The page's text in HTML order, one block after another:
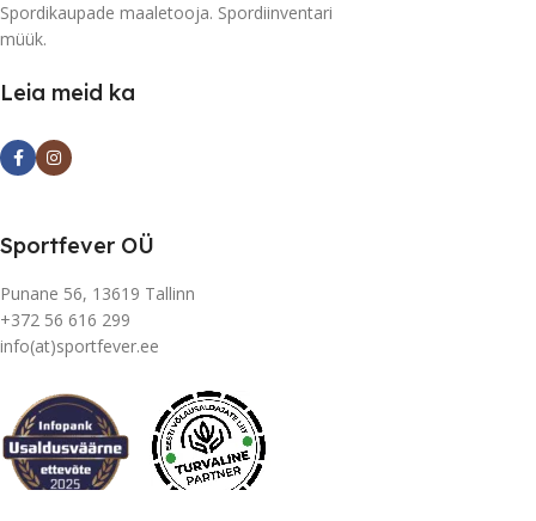
Spordikaupade maaletooja. Spordiinventari
müük.
Leia meid ka
Sportfever OÜ
Punane 56, 13619 Tallinn
+372 56 616 299
info(at)sportfever.ee